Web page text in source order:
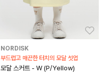
NORDISK
부드럽고 매끈한 터치의 모달 셋업
모달 스커트 - W (P/Yellow)